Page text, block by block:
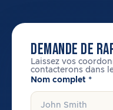
DEMANDE DE
Laissez vos
contacterons dans
Nom complet *